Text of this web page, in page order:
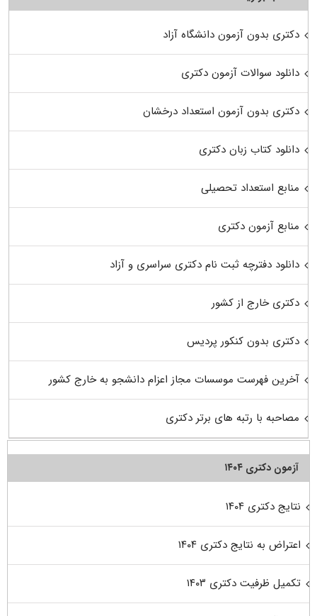
دکتری بدون آزمون دانشگاه آزاد
دانلود سوالات آزمون دکتری
دکتری بدون آزمون استعداد درخشان
دانلود کتاب زبان دکتری
منابع استعداد تحصیلی
منابع آزمون دکتری
دانلود دفترچه ثبت نام دکتری سراسری و آزاد
دکتری خارج از کشور
دکتری بدون کنکور پردیس
آخرین فهرست موسسات مجاز اعزام دانشجو به خارج کشور
مصاحبه با رتبه های برتر دکتری
آزمون دکتری ۱۴۰۴
نتایج دکتری ۱۴۰۴
اعتراض به نتایج دکتری ۱۴۰۴
تکمیل ظرفیت دکتری ۱۴۰۳